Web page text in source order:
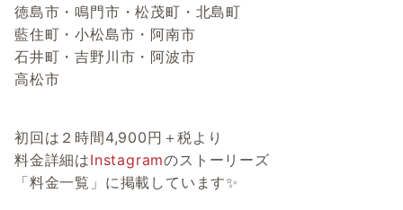
徳島市・鳴門市・松茂町・北島町
藍住町・小松島市・阿南市
石井町・吉野川市・阿波市
高松市
初回は２時間4,900円＋税より
料金詳細はInstagramのストーリーズ
「料金一覧」に掲載しています✨